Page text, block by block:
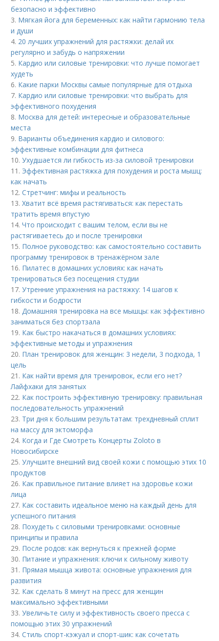
безопасно и эффективно
3. Мягкая йога для беременных: как найти гармонию тела
и души
4. 20 лучших упражнений для растяжки: делай их
регулярно и забудь о напряжении
5. Кардио или силовые тренировки: что лучше помогает
худеть
6. Какие парки Москвы самые популярные для отдыха
7. Кардио или силовые тренировки: что выбрать для
эффективного похудения
8. Москва для детей: интересные и образовательные
места
9. Варианты объединения кардио и силового:
эффективные комбинации для фитнеса
10.Ухудшается ли гибкость из-за силовой тренировки
11. Эффективная растяжка для похудения и роста мышц:
как начать
12.Стретчинг: мифы и реальность
13.Хватит всё время растягиваться: как перестать
тратить время впустую
14.Что происходит с вашим телом, если вы не
растягиваетесь до и после тренировки
15. Полное руководство: как самостоятельно составить
программу тренировок в тренажёрном зале
16. Пилатес в домашних условиях: как начать
тренироваться без посещения студии
17.Утренние упражнения на растяжку: 14 шагов к
гибкости и бодрости
18.Домашняя тренировка на все мышцы: как эффективно
заниматься без спортзала
19. Как быстро накачаться в домашних условиях:
эффективные методы и упражнения
20. План тренировок для женщин: 3 недели, 3 подхода, 1
цель
21. Как найти время для тренировок, если его нет?
Лайфхаки для занятых
22. Как построить эффективную тренировку: правильная
последовательность упражнений
23. Три дня к большим результатам: трехдневный сплит
на массу для эктоморфа
24. Когда и Где Смотреть Концерты Zoloto в
Новосибирске
25.Улучшите внешний вид своей кожи с помощью этих 10
продуктов
26. Как правильное питание влияет на здоровье кожи
лица
27. Как составить идеальное меню на каждый день для
успешного питания
28. Похудеть с силовыми тренировками: основные
принципы и правила
29. После родов: как вернуться к прежней форме
30. Питание и упражнения: ключи к сильному животу
31. Прямая мышца живота: основные упражнения для
развития
32. Как сделать 8 минут на пресс для женщин
максимально эффективными
33.Увеличьте силу и эффективность своего пресса с
помощью этих 30 упражнений
34.Стиль спорт-кэжуал и спорт-шик: как сочетать